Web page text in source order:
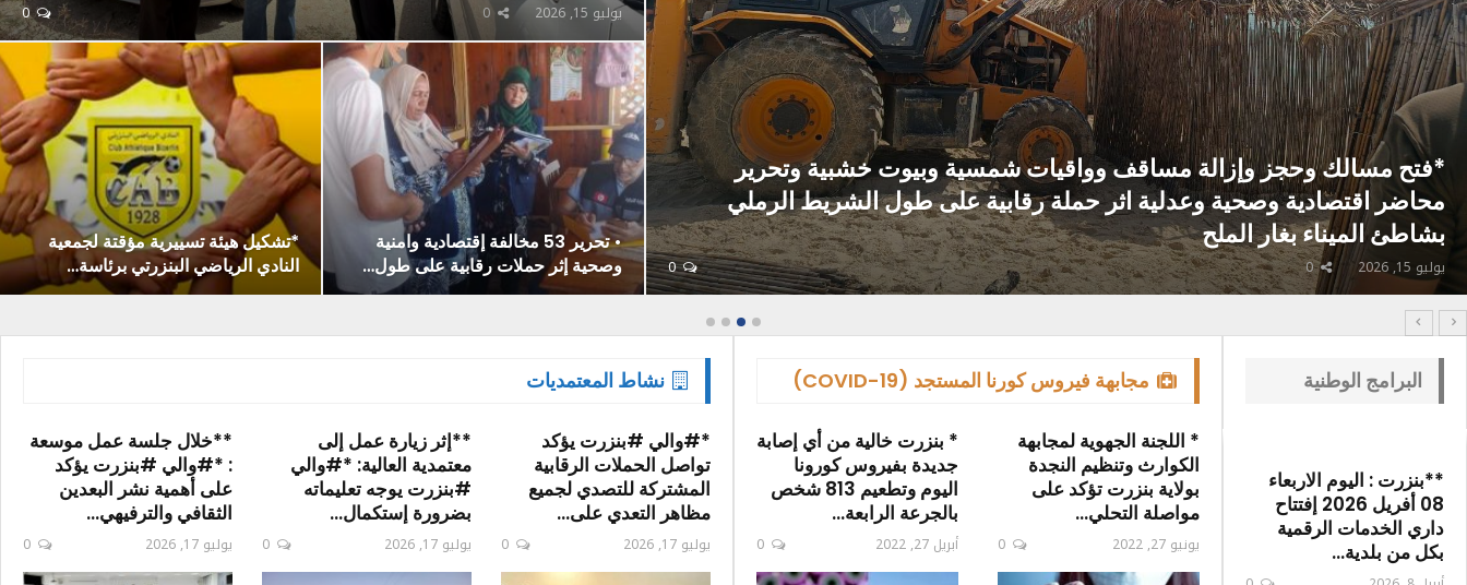
*فتح مسالك وحجز وإزالة مساقف وواقيات شمسية وبيوت خشبية وتحرير
محاضر اقتصادية وصحية وعدلية اثر حملة رقابية على طول الشريط الرملي
بشاطئ الميناء بغار الملح
يوليو 15, 2026 0
0
يوليو 15, 2026 0
• تحرير 53 مخالفة إقتصادية وامنية
وصحية إثر حملات رقابية على طول…
*تشكيل هيئة تسييرية مؤقتة لجمعية
النادي الرياضي البنزرتي برئاسة…
نشاط المعتمديات
*#والي #بنزرت يؤكد
تواصل الحملات الرقابية
المشتركة للتصدي لجميع
مظاهر التعدي على…
يوليو 17, 2026
**إثر زيارة عمل إلى
معتمدية العالية: *#والي
#بنزرت يوجه تعليماته
بضرورة إستكمال…
يوليو 17, 2026
**خلال جلسة عمل موسعة
: *#والي #بنزرت يؤكد
على أهمية نشر البعدين
الثقافي والترفيهي…
يوليو 17, 2026
مجابهة فيروس كورنا المستجد (COVID-19)
* اللجنة الجهوية لمجابهة
الكوارث وتنظيم النجدة
بولاية بنزرت تؤكد على
مواصلة التحلي…
يونيو 27, 2022
* بنزرت خالية من أي إصابة
جديدة بفيروس كورونا
اليوم وتطعيم 813 شخص
بالجرعة الرابعة…
أبريل 27, 2022
البرامج الوطنية
**بنزرت : اليوم الاربعاء
08 أفريل 2026 إفتتاح
داري الخدمات الرقمية
بكل من بلدية…